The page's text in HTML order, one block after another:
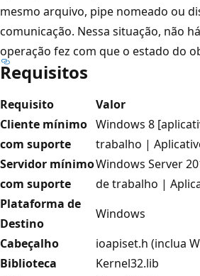
mesmo arquivo, pipe nomeado ou
comunicação. Nessa situação, não
operação fez com que o estado do
Requisitos
Requisito
Valor
Cliente mínimo
com suporte
Windows 8
trabalho |
Servidor mínimo
com suporte
Windows Server
de trabalho |
Plataforma de
Destino
Windows
Cabeçalho
ioapiset.h (inclua
Biblioteca
Kernel32.lib